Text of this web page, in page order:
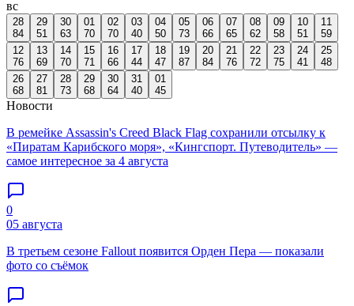
вс
28
84
29
51
30
63
01
70
02
70
03
40
04
50
05
73
06
66
07
65
08
62
09
58
10
51
11
59
12
76
13
69
14
70
15
71
16
66
17
44
18
47
19
87
20
84
21
76
22
72
23
75
24
41
25
48
26
68
27
81
28
73
29
68
30
64
31
40
01
45
Новости
В ремейке Assassin's Creed Black Flag сохранили отсылку к
«Пиратам Карибского моря», «Кингспорт. Путеводитель» —
самое интересное за 4 августа
0
05 августа
В третьем сезоне Fallout появится Орден Пера — показали
фото со съёмок